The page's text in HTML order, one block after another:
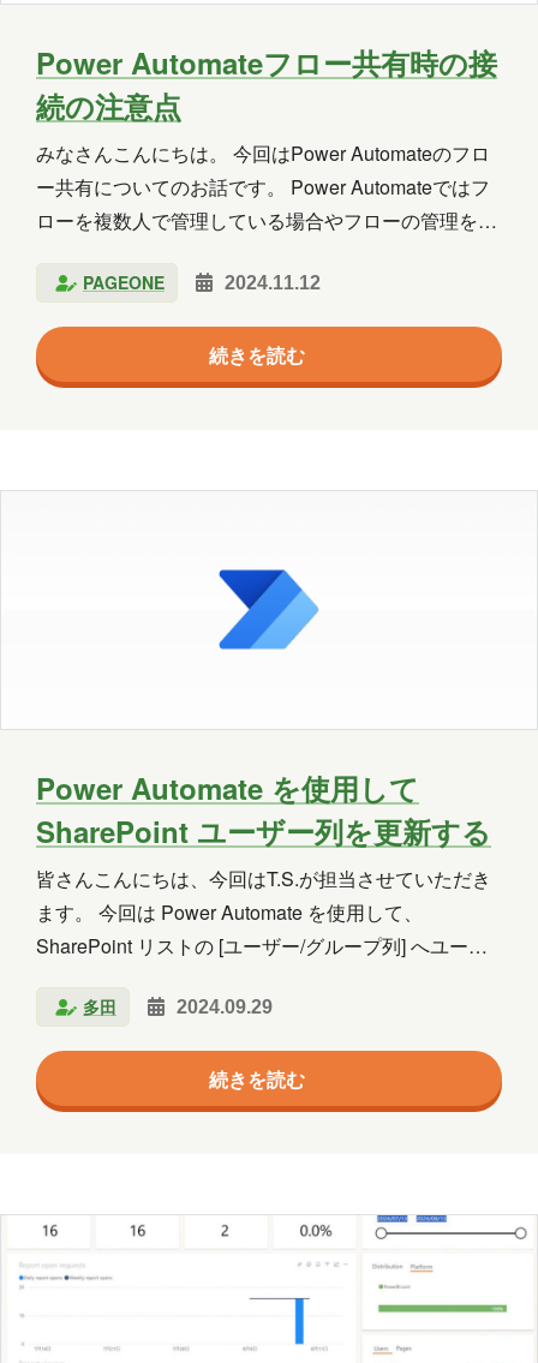
Power Automateフロー共有時の接
続の注意点
みなさんこんにちは。 今回はPower Automateのフロ
ー共有についてのお話です。 Power Automateではフ
ローを複数人で管理している場合やフローの管理を引
ーザーのフロー編集 フローの共有で特に注意が必要な
のは共有された側のユーザーです。 フローでは
SharePointをはじめ、様々なコネクタを利用すること
ができます。コネクタによって接続を作成しなければ
ザーがフローを編集しようとすると以下のようなエラ
PAGEONE 2024.11.12
続きを読む
Power Automate を使用して
SharePoint ユーザー列を更新する
皆さんこんにちは、今回はT.S.が担当させていただき
ます。 今回は Power Automate を使用して、
SharePoint リストの [ユーザー/グループ列] へユーザ
ついて検証します。 検証方法 今回はユーザー情報を
Entra ID から取得して SharePoint リスト [ユーザー/グ
ループ] 列に値を挿入する流れで検証してみます。 [ユ
ーザーの取得] アクションから出力される値は以下の
・メールアドレス ・ユーザープリ…
多田 2024.09.29
続きを読む